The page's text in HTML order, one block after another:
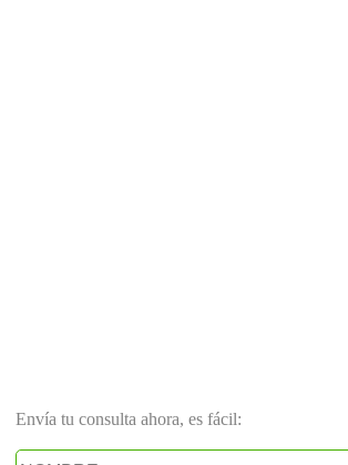
Envía tu consulta ahora, es fácil: